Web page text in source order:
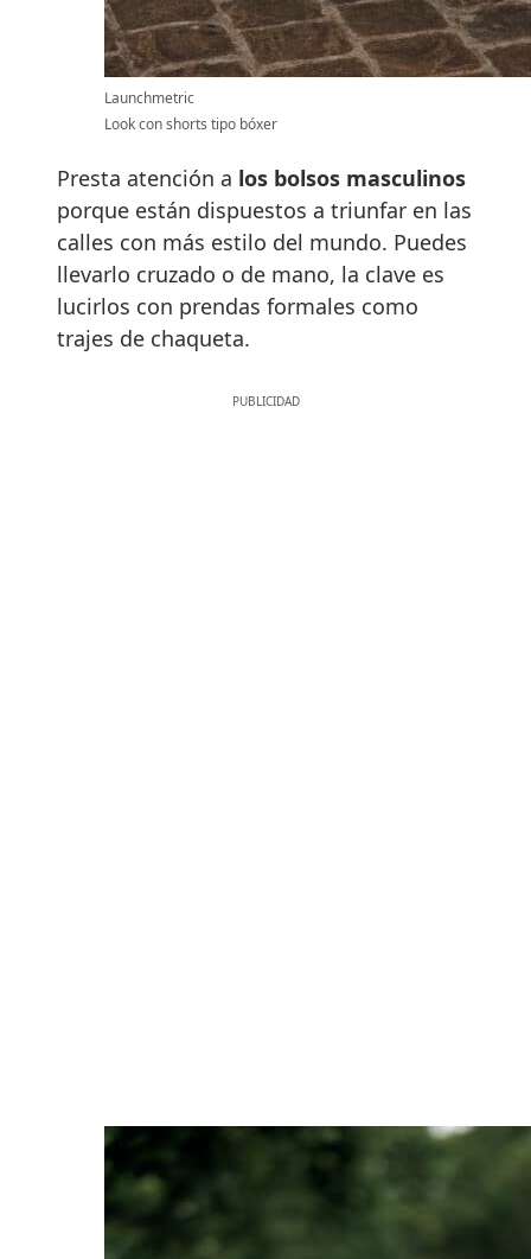
Launchmetric
Look con shorts tipo bóxer
Presta atención a los bolsos masculinos
porque están dispuestos a triunfar en las
calles con más estilo del mundo. Puedes
llevarlo cruzado o de mano, la clave es
lucirlos con prendas formales como
trajes de chaqueta.